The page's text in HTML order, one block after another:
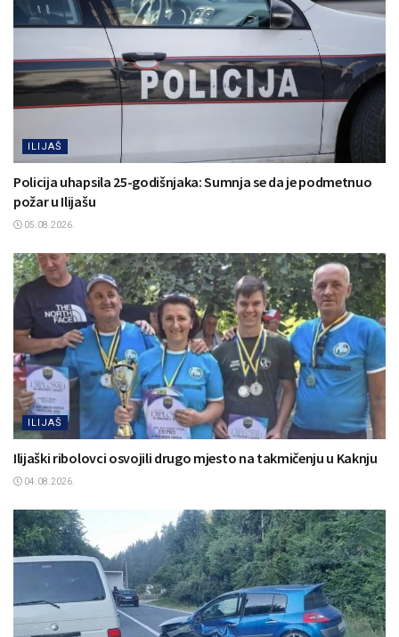
ILIJAŠ
Policija uhapsila 25-godišnjaka: Sumnja se da je podmetnuo
požar u Ilijašu
05.08.2026.
ILIJAŠ
Ilijaški ribolovci osvojili drugo mjesto na takmičenju u Kaknju
04.08.2026.